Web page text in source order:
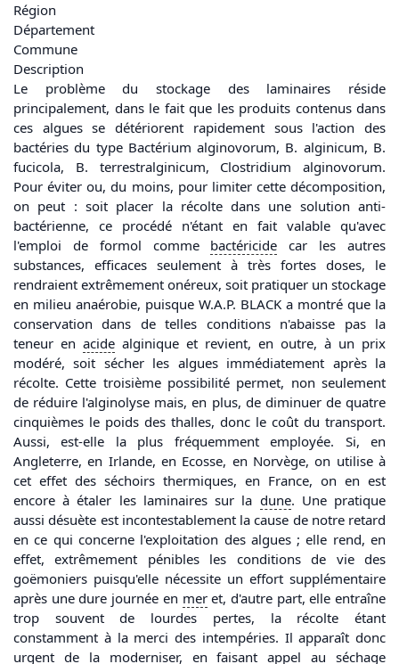
Région
Département
Commune
Description
Le problème du stockage des laminaires réside
principalement, dans le fait que les produits contenus dans
ces algues se détériorent rapidement sous l'action des
bactéries du type Bactérium alginovorum, B. alginicum, B.
fucicola, B. terrestralginicum, Clostridium alginovorum.
Pour éviter ou, du moins, pour limiter cette décomposition,
on peut : soit placer la récolte dans une solution anti-
bactérienne, ce procédé n'étant en fait valable qu'avec
l'emploi de formol comme bactéricide car les autres
substances, efficaces seulement à très fortes doses, le
rendraient extrêmement onéreux, soit pratiquer un stockage
en milieu anaérobie, puisque W.A.P. BLACK a montré que la
conservation dans de telles conditions n'abaisse pas la
teneur en acide alginique et revient, en outre, à un prix
modéré, soit sécher les algues immédiatement après la
récolte. Cette troisième possibilité permet, non seulement
de réduire l'alginolyse mais, en plus, de diminuer de quatre
cinquièmes le poids des thalles, donc le coût du transport.
Aussi, est-elle la plus fréquemment employée. Si, en
Angleterre, en Irlande, en Ecosse, en Norvège, on utilise à
cet effet des séchoirs thermiques, en France, on en est
encore à étaler les laminaires sur la dune. Une pratique
aussi désuète est incontestablement la cause de notre retard
en ce qui concerne l'exploitation des algues ; elle rend, en
effet, extrêmement pénibles les conditions de vie des
goëmoniers puisqu'elle nécessite un effort supplémentaire
après une dure journée en meret, d'autre part, elle entraîne
trop souvent de lourdes pertes, la récolte étant
constamment à la merci des intempéries. Il apparaît donc
urgent de la moderniser, en faisant appel au séchage